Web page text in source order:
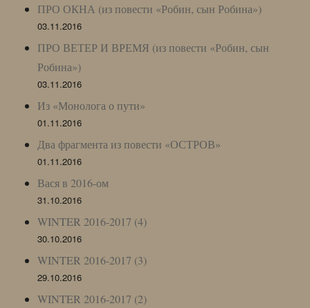
ПРО ОКНА (из повести «Робин, сын Робина»)
03.11.2016
ПРО ВЕТЕР И ВРЕМЯ (из повести «Робин, сын
Робина»)
03.11.2016
Из «Монолога о пути»
01.11.2016
Два фрагмента из повести «ОСТРОВ»
01.11.2016
Вася в 2016-ом
31.10.2016
WINTER 2016-2017 (4)
30.10.2016
WINTER 2016-2017 (3)
29.10.2016
WINTER 2016-2017 (2)